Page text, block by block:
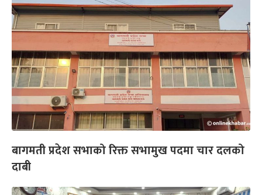
बागमती प्रदेश सभाको रिक्त सभामुख पदमा चार दलको
दाबी